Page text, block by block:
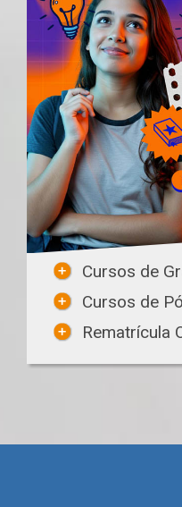
Cursos de
Cursos de
Rematrícula